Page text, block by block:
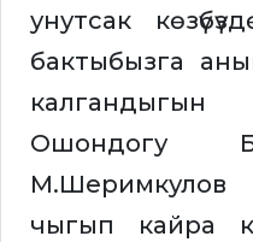
унутсак
бактыбызга
Ошондогу
чыгып кайра